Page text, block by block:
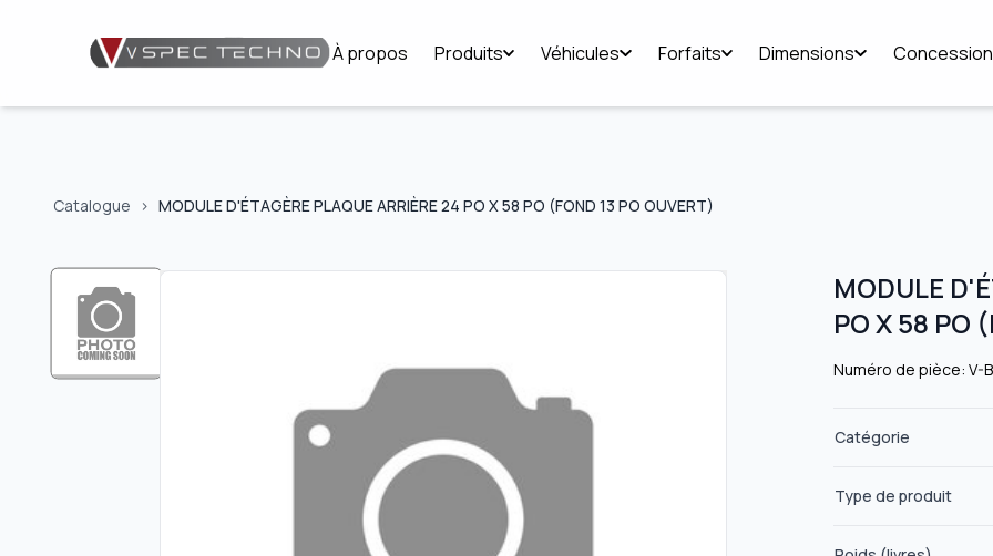
À propos Produits Véhicules Forfaits Dimensions
Catalogue > MODULE D'ÉTAGÈRE PLAQUE ARRIÈRE 24 PO X 58 PO (FOND 13 PO OUVERT)
MODULE
PO X 58 PO
Numéro de pièce: V-
Catégorie
Type de produit